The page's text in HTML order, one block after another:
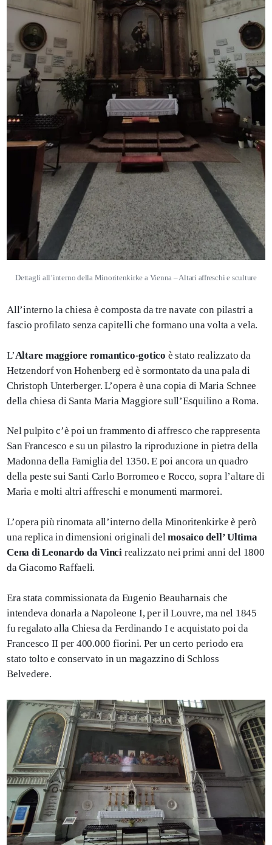
Dettagli all’interno della Minoritenkirke a Vienna – Altari affreschi e sculture
All’interno la chiesa è composta da tre navate con pilastri a
fascio profilato senza capitelli che formano una volta a vela.
L’Altare maggiore romantico-gotico è stato realizzato da
Hetzendorf von Hohenberg ed è sormontato da una pala di
Christoph Unterberger. L’opera è una copia di Maria Schnee
della chiesa di Santa Maria Maggiore sull’Esquilino a Roma.
Nel pulpito c’è poi un frammento di affresco che rappresenta
San Francesco e su un pilastro la riproduzione in pietra della
Madonna della Famiglia del 1350. E poi ancora un quadro
della peste sui Santi Carlo Borromeo e Rocco, sopra l’altare di
Maria e molti altri affreschi e monumenti marmorei.
L’opera più rinomata all’interno della Minoritenkirke è però
una replica in dimensioni originali delmosaico dell’ Ultima
Cena di Leonardo da Vinci realizzato nei primi anni del 1800
da Giacomo Raffaeli.
Era stata commissionata da Eugenio Beauharnais che
intendeva donarla a Napoleone I, per il Louvre, ma nel 1845
fu regalato alla Chiesa da Ferdinando I e acquistato poi da
Francesco II per 400.000 fiorini. Per un certo periodo era
stato tolto e conservato in un magazzino di Schloss
Belvedere.